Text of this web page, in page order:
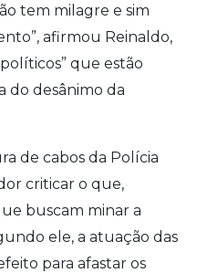
tem milagre e sim
afirmou Reinaldo,
que estão
do desânimo da
de cabos da Polícia
criticar o que,
buscam minar a
ele, a atuação das
para afastar os